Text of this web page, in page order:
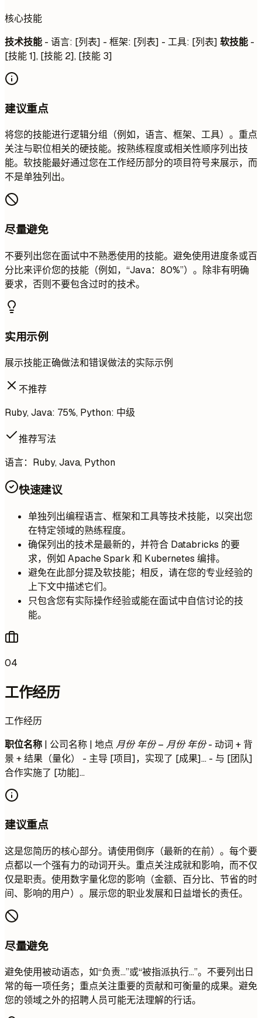
核心技能
技术技能 - 语言: [列表] - 框架: [列表] - 工具: [列表] 软技能 -
[技能 1], [技能 2], [技能 3]
建议重点
将您的技能进行逻辑分组（例如，语言、框架、工具）。重点
关注与职位相关的硬技能。按熟练程度或相关性顺序列出技
能。软技能最好通过您在工作经历部分的项目符号来展示，而
不是单独列出。
尽量避免
不要列出您在面试中不熟悉使用的技能。避免使用进度条或百
分比来评价您的技能（例如，“Java：80%”）。除非有明确
要求，否则不要包含过时的技术。
实用示例
展示技能正确做法和错误做法的实际示例
不推荐
Ruby, Java: 75%, Python: 中级
推荐写法
语言：Ruby, Java, Python
快速建议
单独列出编程语言、框架和工具等技术技能，以突出您
在特定领域的熟练程度。
确保列出的技术是最新的，并符合 Databricks 的要
求，例如 Apache Spark 和 Kubernetes 编排。
避免在此部分提及软技能；相反，请在您的专业经验的
上下文中描述它们。
只包含您有实际操作经验或能在面试中自信讨论的技
能。
04
工作经历
工作经历
职位名称 | 公司名称 | 地点 月份 年份 – 月份 年份- 动词 + 背
景 + 结果（量化） - 主导 [项目]，实现了 [成果]... - 与 [团队]
合作实施了 [功能]...
建议重点
这是您简历的核心部分。请使用倒序（最新的在前）。每个要
点都以一个强有力的动词开头。重点关注成就和影响，而不仅
仅是职责。使用数字量化您的影响（金额、百分比、节省的时
间、影响的用户）。展示您的职业发展和日益增长的责任。
尽量避免
避免使用被动语态，如“负责...”或“被指派执行...”。不要列出日
常的每一项任务；重点关注重要的贡献和可衡量的成果。避免
您的领域之外的招聘人员可能无法理解的行话。